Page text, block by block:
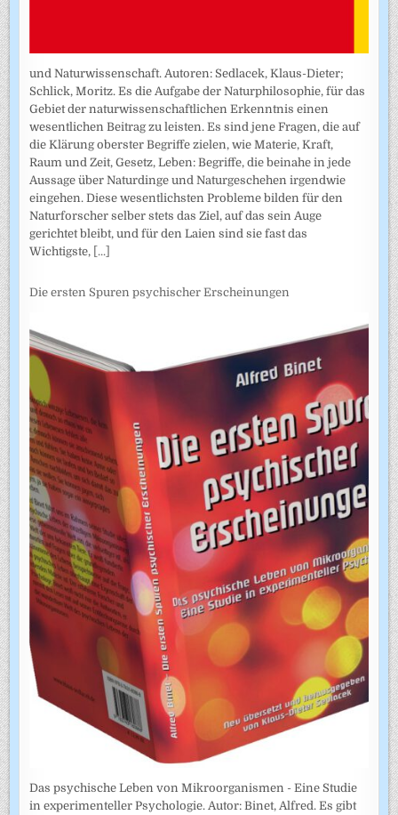
und Naturwissenschaft. Autoren: Sedlacek, Klaus-Dieter;
Schlick, Moritz. Es die Aufgabe der Naturphilosophie, für das
Gebiet der naturwissenschaftlichen Erkenntnis einen
wesentlichen Beitrag zu leisten. Es sind jene Fragen, die auf
die Klärung oberster Begriffe zielen, wie Materie, Kraft,
Raum und Zeit, Gesetz, Leben: Begriffe, die beinahe in jede
Aussage über Naturdinge und Naturgeschehen irgendwie
eingehen. Diese wesentlichsten Probleme bilden für den
Naturforscher selber stets das Ziel, auf das sein Auge
gerichtet bleibt, und für den Laien sind sie fast das
Wichtigste, [...]
Die ersten Spuren psychischer Erscheinungen
Das psychische Leben von Mikroorganismen - Eine Studie
in experimenteller Psychologie. Autor: Binet, Alfred. Es gibt